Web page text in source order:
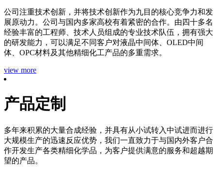
公司注重技术创新，并将技术创新作为九目的核心竞争力和发
展原动力。公司与国内多家高校有着紧密的合作。由四十多名
经验丰富的工程师、技术人员组成的专业技术队伍，拥有强大
的研发能力，可以满足不同客户对液晶中间体、OLED中间
体、OPC材料及其他精细化工产品的多重需求。
view more
产品定制
多年来积累的大量合成经验，并具有从小试转入中试进而进行
大规模生产的迅速反应优势，我们一直致力于与国内外客户合
作开发生产各类精细化学品，为客户提供满意的服务和超越期
望的产品。